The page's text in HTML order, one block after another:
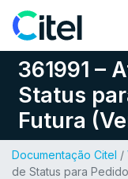
Pular para o
361991 –
Status
Futura
Documentação Citel /
de Status para